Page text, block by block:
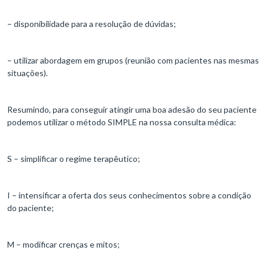
– disponibilidade para a resolução de dúvidas;
– utilizar abordagem em grupos (reunião com pacientes nas mesmas
situações).
Resumindo, para conseguir atingir uma boa adesão do seu paciente
podemos utilizar o método SIMPLE na nossa consulta médica:
S – simplificar o regime terapêutico;
I – intensificar a oferta dos seus conhecimentos sobre a condição
do paciente;
M – modificar crenças e mitos;